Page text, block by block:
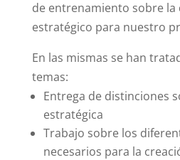
de entrenamiento sobre la
estratégico para nuestro
En las mismas se han
temas:
Entrega de distinciones
estratégica
Trabajo sobre los
necesarios para la